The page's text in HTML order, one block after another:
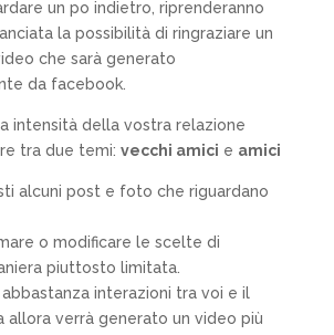
un po indietro, riprenderanno
la possibilità di ringraziare un
che sarà generato
da facebook.
intensità della vostra relazione
tra due temi: vecchi amici e amici
alcuni post e foto che riguardano
o modificare le scelte di
piuttosto limitata.
interazioni tra voi e il
verrà generato un video più